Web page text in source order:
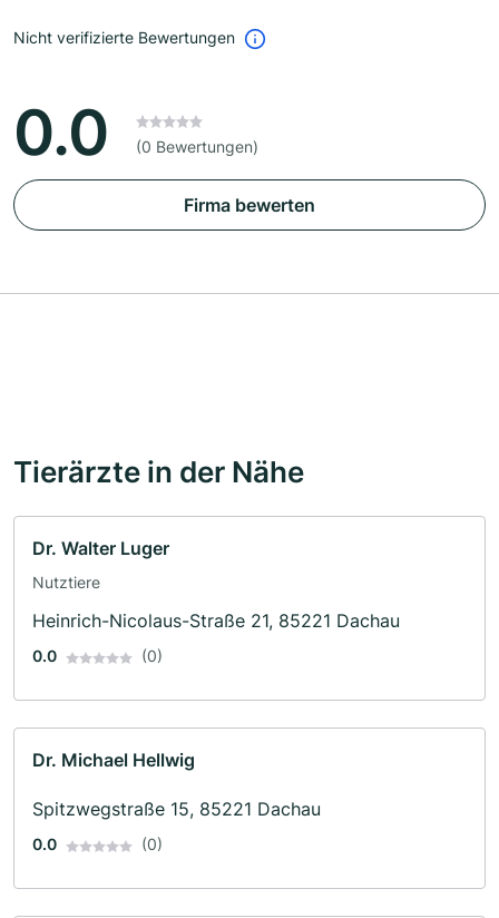
Nicht verifizierte Bewertungen
0.0 (0 Bewertungen)
Firma bewerten
Tierärzte in der Nähe
Dr. Walter Luger
Nutztiere
Heinrich-Nicolaus-Straße 21, 85221 Dachau
0.0 (0)
Dr. Michael Hellwig
Spitzwegstraße 15, 85221 Dachau
0.0 (0)